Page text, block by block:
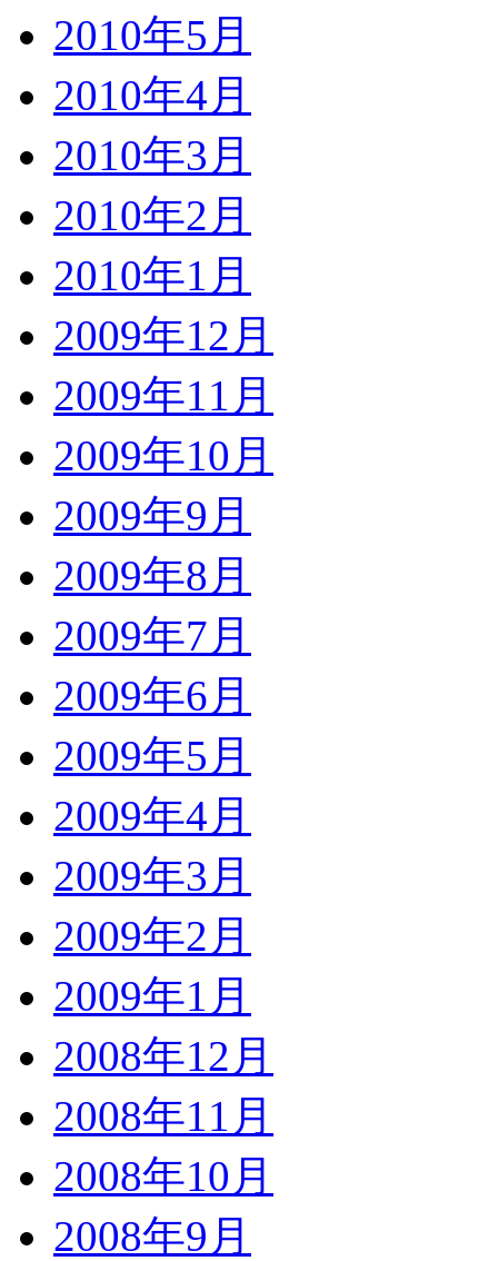
2010年5月
2010年4月
2010年3月
2010年2月
2010年1月
2009年12月
2009年11月
2009年10月
2009年9月
2009年8月
2009年7月
2009年6月
2009年5月
2009年4月
2009年3月
2009年2月
2009年1月
2008年12月
2008年11月
2008年10月
2008年9月